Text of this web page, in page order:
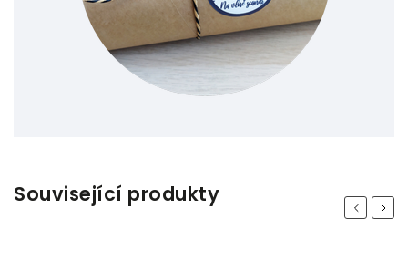
Související produkty Previous
Next